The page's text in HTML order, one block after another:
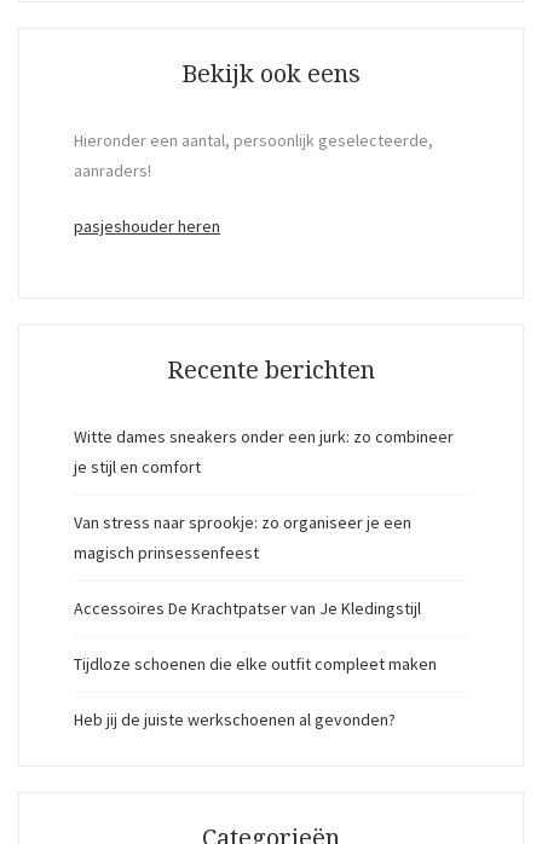
Bekijk ook eens
Hieronder een aantal, persoonlijk geselecteerde,
aanraders!
pasjeshouder heren
Recente berichten
Witte dames sneakers onder een jurk: zo combineer
je stijl en comfort
Van stress naar sprookje: zo organiseer je een
magisch prinsessenfeest
Accessoires De Krachtpatser van Je Kledingstijl
Tijdloze schoenen die elke outfit compleet maken
Heb jij de juiste werkschoenen al gevonden?